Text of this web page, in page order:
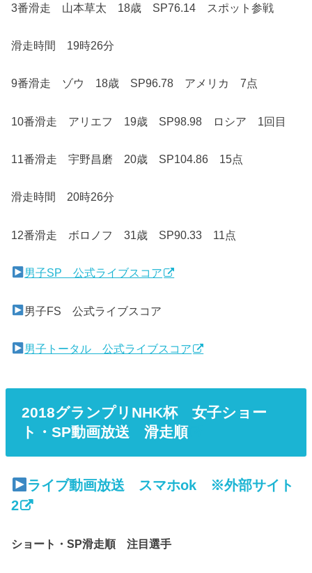
3番滑走 山本草太 18歳 SP76.14 スポット参戦
滑走時間 19時26分
9番滑走 ゾウ 18歳 SP96.78 アメリカ 7点
10番滑走 アリエフ 19歳 SP98.98 ロシア 1回目
11番滑走 宇野昌磨 20歳 SP104.86 15点
滑走時間 20時26分
12番滑走 ボロノフ 31歳 SP90.33 11点
男子SP 公式ライブスコア
男子FS 公式ライブスコア
男子トータル 公式ライブスコア
2018グランプリNHK杯 女子ショー
ト・SP動画放送 滑走順
ライブ動画放送 スマホok ※外部サイト
2
ショート・SP滑走順 注目選手